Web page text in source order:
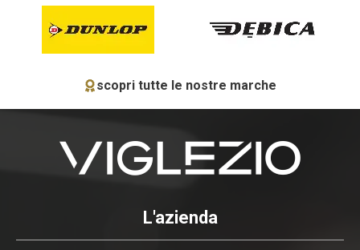
scopri tutte le nostre marche
L'azienda